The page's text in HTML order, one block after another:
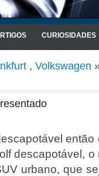
CURIOSIDADES
, Volkswagen
descapotável, o
urbano, que